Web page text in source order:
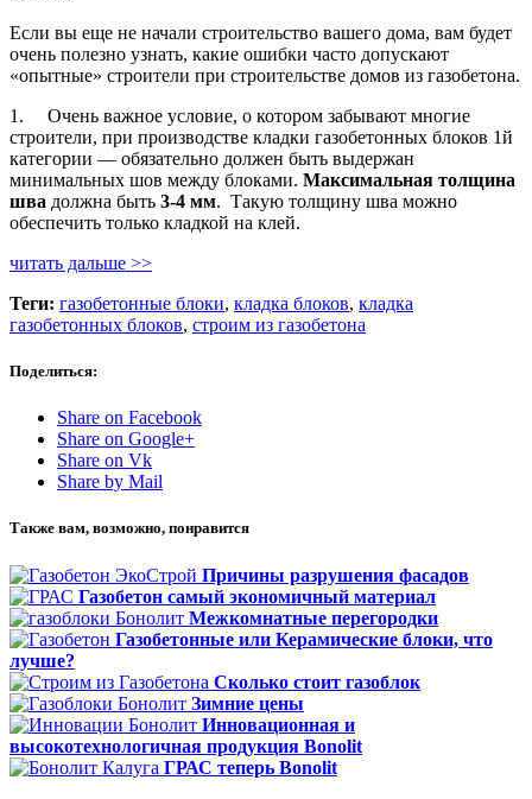
Если вы еще не начали строительство вашего дома, вам будет
очень полезно узнать, какие ошибки часто допускают
«опытные» строители при строительстве домов из газобетона.
1. Очень важное условие, о котором забывают многие
строители, при производстве кладки газобетонных блоков 1й
категории — обязательно должен быть выдержан
минимальных шов между блоками. Максимальная толщина
шва должна быть 3-4 мм. Такую толщину шва можно
обеспечить только кладкой на клей.
читать дальше >>
Теги: газобетонные блоки, кладка блоков, кладка
газобетонных блоков, строим из газобетона
Поделиться:
Share on Facebook
Share on Google+
Share on Vk
Share by Mail
Также вам, возможно, понравится
Причины разрушения фасадов
Газобетон самый экономичный материал
Межкомнатные перегородки
Газобетонные или Керамические блоки, что
лучше?
Сколько стоит газоблок
Зимние цены
Инновационная и
высокотехнологичная продукция Bonolit
ГРАС теперь Bonolit